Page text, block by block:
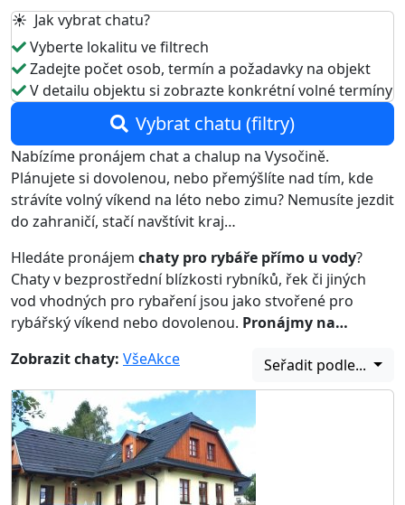
☀️ Jak vybrat chatu?
Vyberte lokalitu ve filtrech
Zadejte počet osob, termín a požadavky na objekt
V detailu objektu si zobrazte konkrétní volné termíny
Vybrat chatu (filtry)
Nabízíme pronájem chat a chalup na Vysočině.
Plánujete si dovolenou, nebo přemýšlíte nad tím, kde
strávíte volný víkend na léto nebo zimu? Nemusíte jezdit
do zahraničí, stačí navštívit kraj…
Hledáte pronájem chaty pro rybáře přímo u vody?
Chaty v bezprostřední blízkosti rybníků, řek či jiných
vod vhodných pro rybaření jsou jako stvořené pro
rybářský víkend nebo dovolenou. Pronájmy na…
Zobrazit chaty: VšeAkce Seřadit podle...